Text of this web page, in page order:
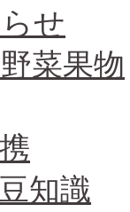
せ
菜果物
知識